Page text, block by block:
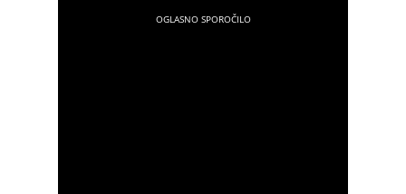
hlačkah